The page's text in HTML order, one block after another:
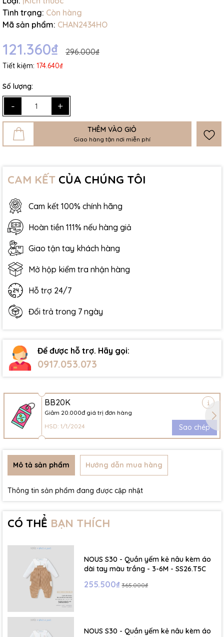
Tình trạng: Còn hàng
Mã sản phẩm: CHAN2434HO
121.360₫ 296.000₫
Tiết kiệm: 174.640₫
Số lượng:
- +
THÊM VÀO GIỎ
Giao hàng tận nơi miễn phí
CAM KẾT CỦA CHÚNG TÔI
Cam kết 100% chính hãng
Hoàn tiền 111% nếu hàng giả
Giao tận tay khách hàng
Mở hộp kiểm tra nhận hàng
Hỗ trợ 24/7
Đổi trả trong 7 ngày
Để được hỗ trợ. Hãy gọi:
0917.053.073
BB20K
Giảm 20.000đ giá trị đơn hàng
HSD: 1/1/2024
Sao chép
Mô tả sản phẩm Hướng dẫn mua hàng
Thông tin sản phẩm đang được cập nhật
CÓ THỂ BẠN THÍCH
NOUS S30 - Quần yếm kẻ nâu kèm áo
dài tay màu trắng - 3-6M - SS26.T5C
255.500₫ 365.000₫
NOUS S30 - Quần yếm kẻ nâu kèm áo